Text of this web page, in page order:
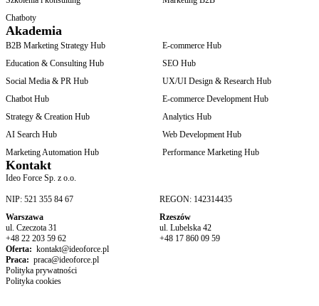
Chatboty
Akademia
B2B Marketing Strategy Hub
E-commerce Hub
Education & Consulting Hub
SEO Hub
Social Media & PR Hub
UX/UI Design & Research Hub
Chatbot Hub
E-commerce Development Hub
Strategy & Creation Hub
Analytics Hub
AI Search Hub
Web Development Hub
Marketing Automation Hub
Performance Marketing Hub
Kontakt
Ideo Force Sp. z o.o.
NIP: 521 355 84 67
REGON: 142314435
Warszawa
ul. Czeczota 31
+48 22 203 59 62
Rzeszów
ul. Lubelska 42
+48 17 860 09 59
Oferta: kontakt@ideoforce.pl
Praca: praca@ideoforce.pl
Polityka prywatności
Polityka cookies